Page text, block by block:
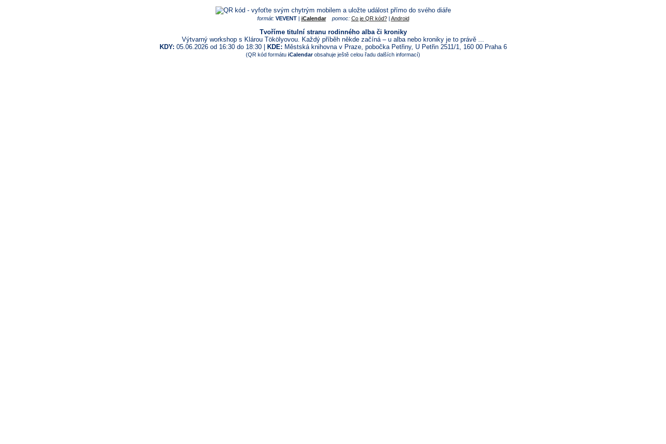
formát: VEVENT| iCalendar pomoc: Co je QR kód?| Android
Tvoříme titulní stranu rodinného alba či kroniky
Výtvarný workshop s Klárou Tökölyovou. Každý příběh někde začíná – u alba nebo kroniky je to právě ...
KDY: 05.06.2026 od 16:30 do 18:30 | KDE: Městská knihovna v Praze, pobočka Petřiny, U Petřin 2511/1, 160 00 Praha 6
(QR kód formátu iCalendarobsahuje ještě celou řadu dalších informací)